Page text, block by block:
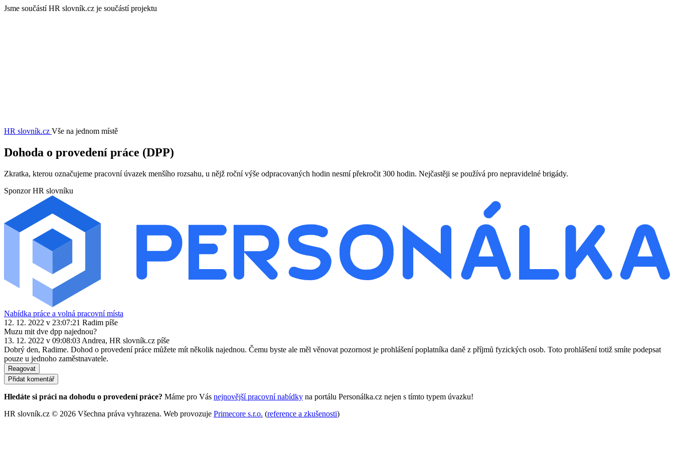
Jsme součástí HR slovník.cz je součástí projektu
HR slovník.cz Vše na jednom místě
Dohoda o provedení práce (DPP)
Zkratka, kterou označujeme pracovní úvazek menšího rozsahu, u nějž roční výše odpracovaných hodin nesmí překročit 300 hodin. Nejčastěji se používá pro nepravidelné brigády.
Sponzor HR slovníku
Nabídka práce a volná pracovní místa
12. 12. 2022 v 23:07:21 Radim píše
Muzu mit dve dpp najednou?
13. 12. 2022 v 09:08:03 Andrea, HR slovník.cz píše
Dobrý den, Radime. Dohod o provedení práce můžete mít několik najednou. Čemu byste ale měl věnovat pozornost je prohlášení poplatníka daně z příjmů fyzických osob. Toto prohlášení totiž smíte podepsat
pouze u jednoho zaměstnavatele.
Reagovat
Přidat komentář
Hledáte si práci na dohodu o provedení práce? Máme pro Vás nejnovější pracovní nabídky na portálu Personálka.cz nejen s tímto typem úvazku!
HR slovník.cz © 2026 Všechna práva vyhrazena. Web provozuje Primecore s.r.o. (reference a zkušenosti)